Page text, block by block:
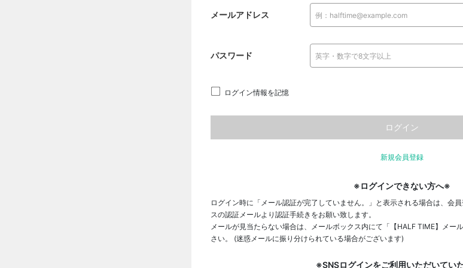
メールアドレス
パスワード
ログイン情報を記憶
新規会員登録
※ログインできない方へ※
ログイン時に「メール認証が完了していません。」と表示される場合は、会
スの認証メールより認証手続きをお願い致します。
メールが見当たらない場合は、メールボックス内にて「【HALF TIME】メー
さい。 (迷惑メールに振り分けられている場合がございます)
※SNSログインをご利用いただいてい